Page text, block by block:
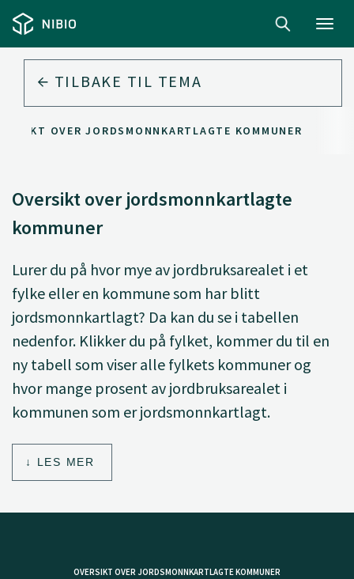
TILBAKE TIL TEMA
OVER JORDSMONNKARTLAGTE KOMMUNER
Oversikt over jordsmonnkartlagte
kommuner
Lurer du på hvor mye av jordbruksarealet i et
fylke eller en kommune som har blitt
jordsmonnkartlagt? Da kan du se i tabellen
nedenfor. Klikker du på fylket, kommer du til en
ny tabell som viser alle fylkets kommuner og
hvor mange prosent av jordbruksarealet i
kommunen som er jordsmonnkartlagt.
LES MER
OVERSIKT OVER JORDSMONNKARTLAGTE KOMMUNER